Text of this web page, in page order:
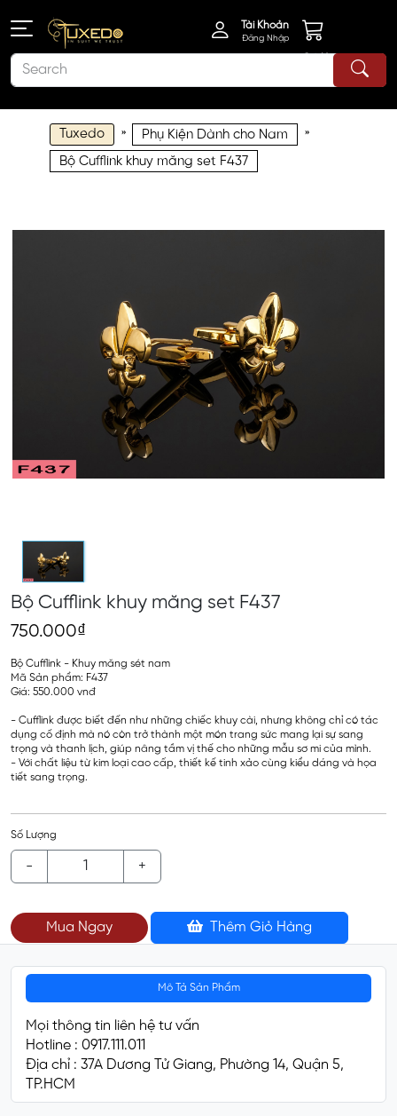
Tài Khoản
Đăng Nhập
Giỏ Hàng
Tuxedo » Phụ Kiện Dành cho Nam »
Bộ Cufflink khuy măng set F437
Bộ Cufflink khuy măng set F437
750.000₫
Bộ Cufflink - Khuy măng sét nam
Mã Sản phẩm: F437
Giá: 550.000 vnđ
- Cufflink được biết đến như những chiếc khuy cài, nhưng không chỉ có tác
dụng cố định mà nó còn trở thành một món trang sức mang lại sự sang
trọng và thanh lịch, giúp nâng tầm vị thế cho những mẫu sơ mi của mình.
- Với chất liệu từ kim loại cao cấp, thiết kế tinh xảo cùng kiểu dáng và họa
tiết sang trọng.
Số Lượng
- +
Mua Ngay Thêm Giỏ Hàng
Mô Tả Sản Phẩm
Mọi thông tin liên hệ tư vấn
Hotline : 0917.111.011
Địa chỉ : 37A Dương Tử Giang, Phường 14, Quận 5,
TP.HCM